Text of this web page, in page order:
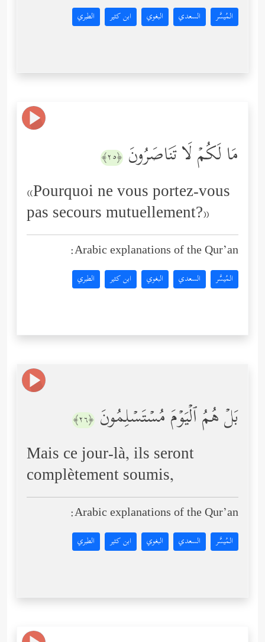
المُيسَّر السعدي البغوي ابن كثير الطبري
مَا لَكُمۡ لَا تَنَاصَرُونَ ﴿٢٥﴾
«Pourquoi ne vous portez-vous
pas secours mutuellement?»
Arabic explanations of the Qur’an:
المُيسَّر السعدي البغوي ابن كثير الطبري
بَلۡ هُمُ ٱلۡیَوۡمَ مُسۡتَسۡلِمُونَ ﴿٢٦﴾
Mais ce jour-là, ils seront
complètement soumis,
Arabic explanations of the Qur’an:
المُيسَّر السعدي البغوي ابن كثير الطبري